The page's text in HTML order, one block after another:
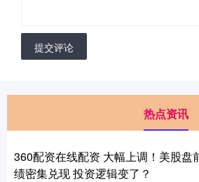
提交评论
热点资讯
360配资在线配资 大幅上调！美股盘
绩密集兑现 投资逻辑变了？